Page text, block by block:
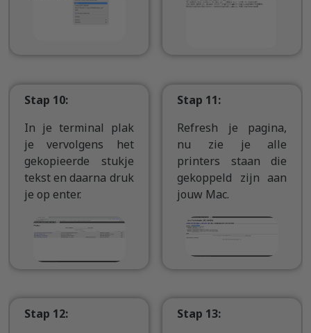
Stap 10:
In je terminal plak
je vervolgens het
gekopieerde stukje
tekst en daarna druk
je op enter.
Stap 11:
Refresh je pagina,
nu zie je alle
printers staan die
gekoppeld zijn aan
jouw Mac.
Stap 12:
Stap 13: